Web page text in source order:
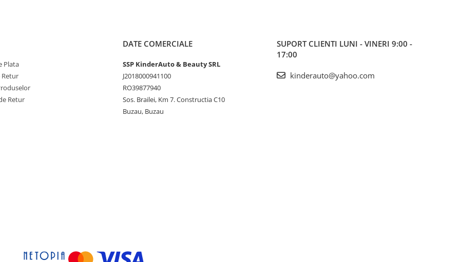
Plata
Retur
Retur
DATE COMERCIALE
SSP KinderAuto & Beauty SRL
J2018000941100
RO39877940
Sos. Brailei, Km 7. Constructia C10
Buzau, Buzau
SUPORT CLIENTI LUNI - VINERI 9:00 -
17:00
kinderauto@yahoo.com